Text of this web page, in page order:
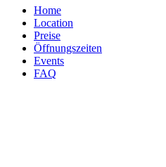
Home
Location
Preise
Öffnungszeiten
Events
FAQ